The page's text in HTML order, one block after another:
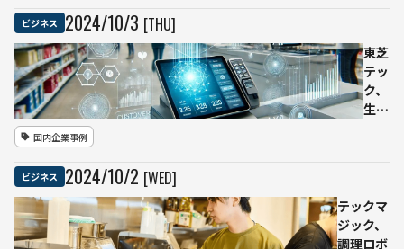
生成
AI、
SF、
ロボ
から
の
DX
ビジネス 2024/10/3 [THU]
東芝
テッ
ク、
生成
社
「ジ
ャイ
国内企業事例
ビジネス 2024/10/2 [WED]
テックマ
ジック、
調理ロボ